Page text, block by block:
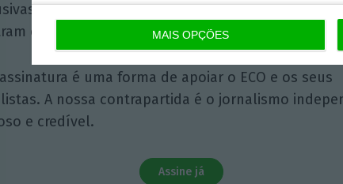
MAIS OPÇÕES
à opinião que conta, às reportagens e
o outro lado da história.
é uma forma de apoiar o ECO e os seus
A nossa contrapartida é o jornalismo
e credível.
Assine já